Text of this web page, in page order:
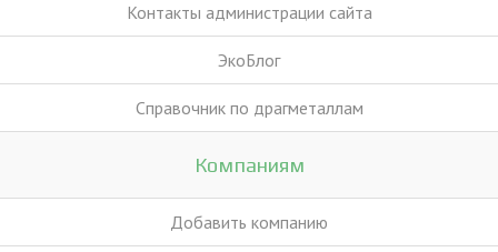
Контакты администрации сайта
ЭкоБлог
Справочник по драгметаллам
Компаниям
Добавить компанию